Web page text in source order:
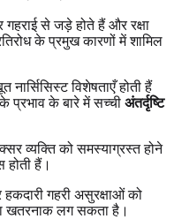
गहराई से जड़े होते हैं और रक्षा
के प्रमुख कारणों में शामिल
नार्सिसिस्ट विशेषताएँ होती हैं
प्रभाव के बारे में सच्ची अंतर्दृष्टि
व्यक्ति को समस्याग्रस्त होने
हैं।
गहरी असुरक्षाओं को
खतरनाक लग सकता है।